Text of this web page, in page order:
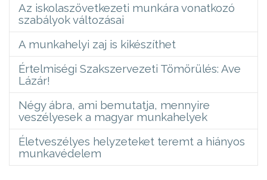
Az iskolaszövetkezeti munkára vonatkozó
szabályok változásai
A munkahelyi zaj is kikészíthet
Értelmiségi Szakszervezeti Tömörülés: Ave
Lázár!
Négy ábra, ami bemutatja, mennyire
veszélyesek a magyar munkahelyek
Életveszélyes helyzeteket teremt a hiányos
munkavédelem